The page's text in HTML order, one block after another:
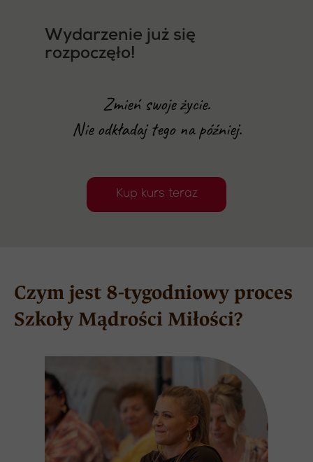
Kup kurs teraz
Zmień swoje życie.
Nie odkładaj tego na później.
Wydarzenie już się
rozpoczęło!
Czym jest 8-tygodniowy proces
Szkoły Mądrości Miłości?